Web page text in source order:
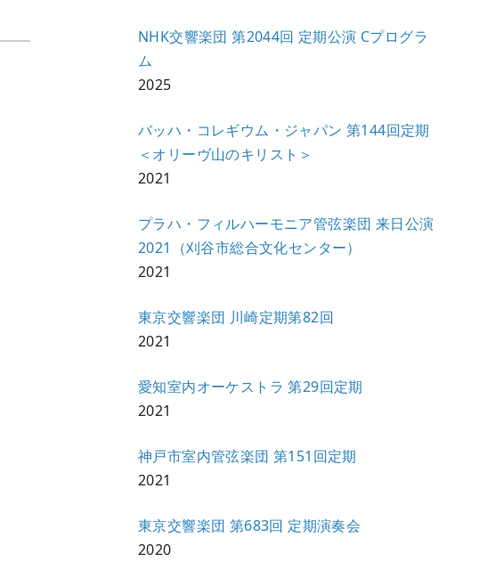
NHK交響楽団 第2044回 定期公演 Cプログラ
ム
2025
バッハ・コレギウム・ジャパン 第144回定期
＜オリーヴ山のキリスト＞
2021
プラハ・フィルハーモニア管弦楽団 来日公演
2021（刈谷市総合文化センター）
2021
東京交響楽団 川崎定期第82回
2021
愛知室内オーケストラ 第29回定期
2021
神戸市室内管弦楽団 第151回定期
2021
東京交響楽団 第683回 定期演奏会
2020